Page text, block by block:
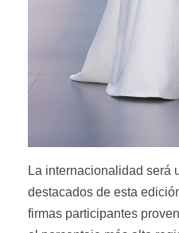
La internacionalidad será
destacados de esta
firmas participantes